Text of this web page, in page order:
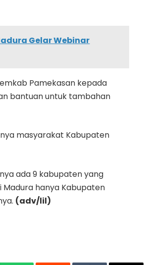
Gelar Webinar
Pamekasan kepada
bantuan untuk tambahan
masyarakat Kabupaten
ada 9 kabupaten yang
hanya Kabupaten
(adv/lil)